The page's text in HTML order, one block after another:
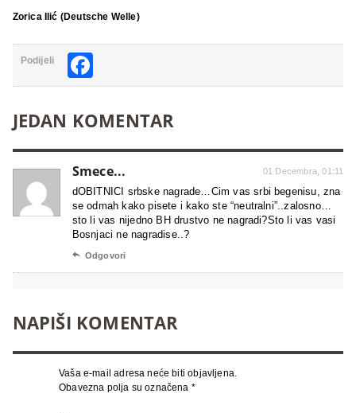
Zorica Ilić (Deutsche Welle)
Podijeli
JEDAN KOMENTAR
Smece... 01 Decembra, 01:11
dOBITNICI srbske nagrade…Cim vas srbi begenisu, zna
se odmah kako pisete i kako ste “neutralni”..zalosno…
sto li vas nijedno BH drustvo ne nagradi?Sto li vas vasi
Bosnjaci ne nagradise..?
 Odgovori
NAPIŠI KOMENTAR
Vaša e-mail adresa neće biti objavljena.
Obavezna polja su označena *